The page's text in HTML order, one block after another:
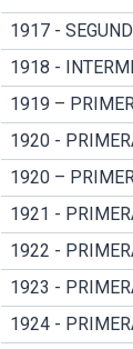
1917 -
1918 -
1919 –
1920 -
1920 –
1921 -
1922 -
1923 -
1924 -